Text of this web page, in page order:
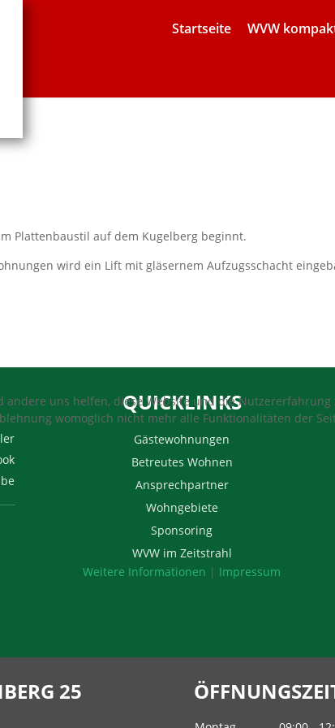
Startseite WVW
Plattenbaustil auf dem Kugelberg beginnt.
wird ein Lift mit gläsernem Aufzugsschacht
QUICKLINKS
Gästewohnungen
Betreutes Wohnen
Ansprechpartner
Wohngebiete
Sponsoring
WVW im Zeitstrahl
25
uns helfen, diese Website und die Nutzererfahrung
womöglich nicht mehr alle Funktionalitäten der
Weitere Informationen | Impressum